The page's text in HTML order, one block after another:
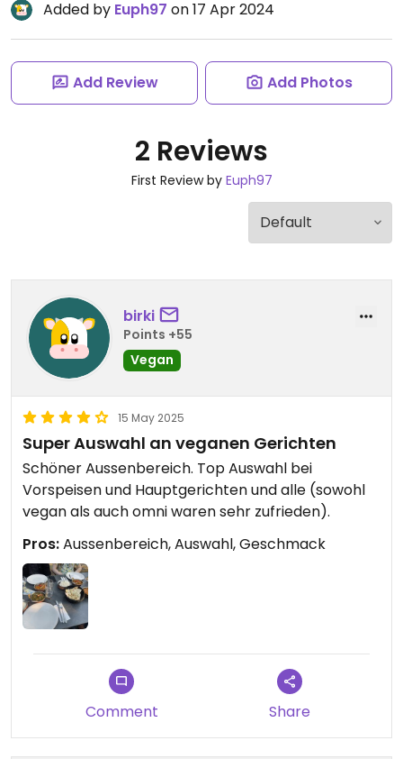
Added by Euph97 on 17 Apr 2024
Add Review Add Photos
2 Reviews
First Review by Euph97
birki
Points +55
Vegan
15 May 2025
Super Auswahl an veganen Gerichten
Schöner Aussenbereich. Top Auswahl bei
Vorspeisen und Hauptgerichten und alle (sowohl
vegan als auch omni waren sehr zufrieden).
Pros:Aussenbereich, Auswahl, Geschmack
Comment Share